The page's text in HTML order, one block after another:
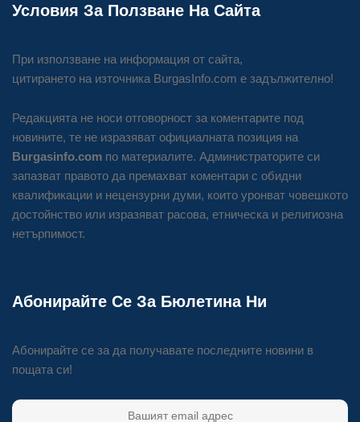
Условия За Ползване На Сайта
При използване на информация от сайта,
цитирането на източника BurgasInfo.com е задължително!
Редакцията не носи отговорност за коментарите под
новините, те не изразяват официалната позиция на
Burgasinfo.com по материалите. Администраторите си
запазват правото да премахват коментари с обидни
квалификации и нецензурни думи, които уронват човешкото
достойнство или изразяват расова, етническа и религиозна
нетърпимост.
Абонирайте Се За Бюлетина Ни
Абонирайте се за да получавате последните новини в
пощата си!